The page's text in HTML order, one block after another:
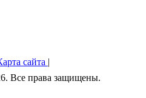
сайта |
Все права защищены.